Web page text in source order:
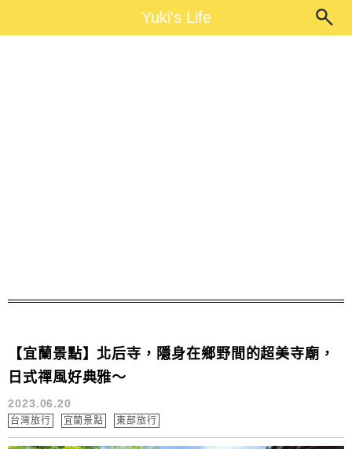
Yuki's LifeYuki's Life
【宜蘭景點】北后寺，隱身在鄉野間的超美寺廟，
日式禪風好典雅～
2023.06.20
台灣旅行 宜蘭景點 東部旅行